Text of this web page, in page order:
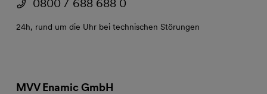
24h, rund um die Uhr bei technischen Störungen
MVV Enamic GmbH